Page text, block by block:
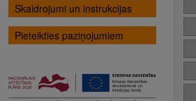
Skaidrojumi un instrukcijas
Pieteikties paziņojumiem